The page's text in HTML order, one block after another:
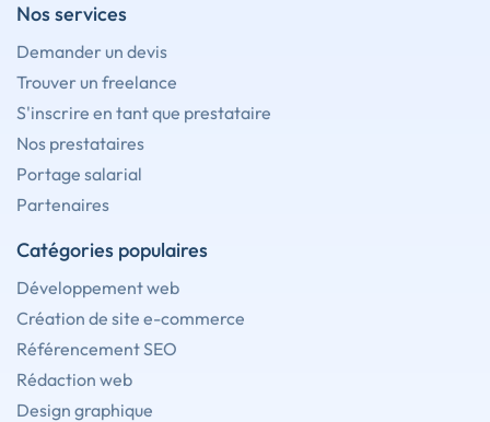
Nos services
Demander un devis
Trouver un freelance
S'inscrire en tant que prestataire
Nos prestataires
Portage salarial
Partenaires
Catégories populaires
Développement web
Création de site e-commerce
Référencement SEO
Rédaction web
Design graphique